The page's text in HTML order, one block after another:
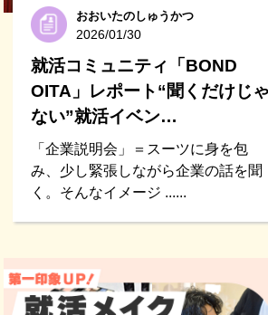
おおいたのしゅうかつ
2026/01/30
就活コミュニティ「BOND
OITA」レポート“聞くだけじゃ
ない”就活イベン…
「企業説明会」＝スーツに身を包
み、少し緊張しながら企業の話を聞
く。そんなイメージ ......